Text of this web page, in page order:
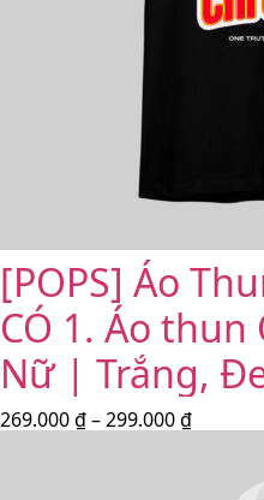
[POPS] Áo
CÓ 1. Áo thun
Nữ | Trắng,
269.000₫–299.000₫